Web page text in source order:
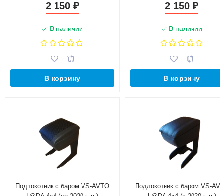
2 150 ₽
В наличии
В корзину
2 150₽
В наличии
В корзину
Подлокотник с баром VS-AVTO
Подлокотник с баром VS-